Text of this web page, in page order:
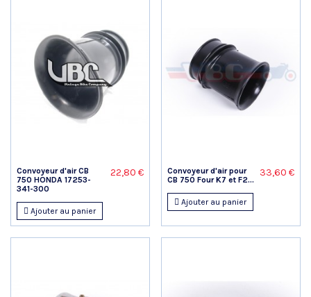
Convoyeur d'air CB
750 HONDA 17253-
341-300
22,80 €
Ajouter au panier
Convoyeur d'air pour
CB 750 Four K7 et F2...
33,60 €
Ajouter au panier